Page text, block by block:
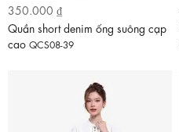
350.000 ₫
Quần short denim ống suông cạp
cao QCS08-39